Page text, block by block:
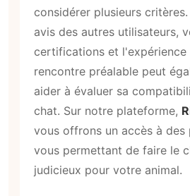
considérer plusieurs
avis des autres utilisateurs,
certifications et l'expérience
rencontre préalable peut
aider à évaluer sa
chat. Sur notre plateforme,
vous offrons un accès à des
vous permettant de faire le
judicieux pour votre animal.